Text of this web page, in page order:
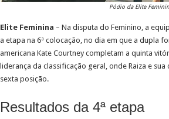
Pódio da Elite
Elite Feminina – Na disputa do Feminino, a
a etapa na 6ª colocação, no dia em que a dupla
americana Kate Courtney completam a quinta
liderança da classificação geral, onde Raiza e
sexta posição.
Resultados da 4ª etapa